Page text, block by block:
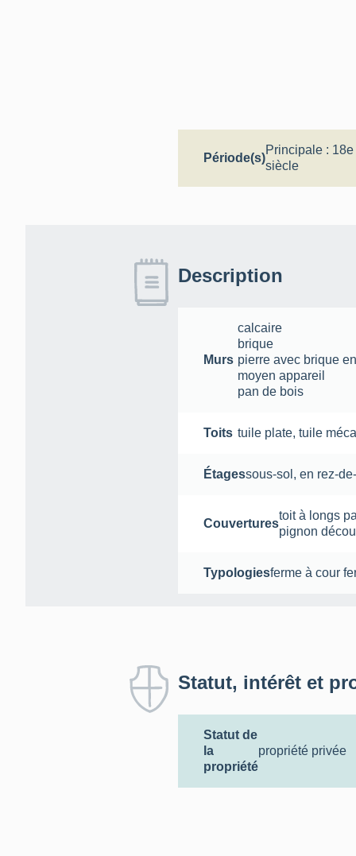
Période(s)
Principale :
siècle
Description
Murs
calcaire
brique
pierre avec brique
moyen appareil
pan de bois
Toits tuile plate, tuile
Étagessous-sol , en rez-
Couvertures
toit à longs
pignon
Typologiesferme à cour
Statut, intérêt et
Statut de
la
propriété
propriété privée